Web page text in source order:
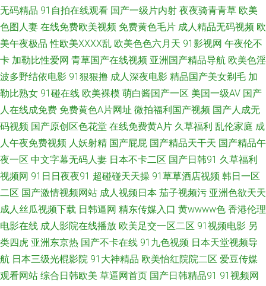
91nAV片 欧美性爱VT 午夜看片 吃瓜av导航 91高清无码看片 九一社视频 91
国产A 欧美性爱区第一页 91色色小视频下载 97自拍97在线视频 三级黄色视
频在线看 国产ts被操视频 91love海角熟女 欧美不卡123 国产精品二区三区
亚洲瑟热 大香蕉伊人素人 91色色撸 亚洲色天堂网 国产一区第十页 91美网站
国产原创在线观看蜜臀 91ncom男C女 超碰人人操在线 日韩高清无码专区 欧
美欧美 国产精品久久孕妇 欧美性做专区 在线95国产 91伊人久热精品午夜 日
区 韩日精品在线 91草碰 老司机福利区 91色狼 大香蕉在线官网 AV福利美女
91论坛在线观看 黄色大片9199 91颜色的官网 亚洲成人宗合网 AV片不卡 超
碰进入 91豆花成人 欧美成人精品 亚洲综合成人乱区综合 精品操B 91福利导
无码精品 91自拍在线观看 国产一级片内射 夜夜骑青青草 欧美
色图人妻 在线免费欧美视频 免费黄色毛片 成人精品无码视频 欧
美午夜极品 性欧美ⅩⅩⅩⅩ乱 欧美色色六月天 91影视网 午夜伦不
卡 加勒比性爱网 青草国产在线视频 亚洲国产精品导航 欧美色淫
波多野结依电影 91狠狠撸 成人深夜电影 精品国产美女剃毛 加
勒比熟女 91碰在线 欧美裸模 萌白酱国产一区 美国一级AV 国产
人在线成免费 免费黄色A片网址 微拍福利国产视频 国产人成无
码视频 国产原创区色花堂 在线免费黄A片 久草福利 乱伦家庭 成
人午夜免费视频 人妖射精 国产屁屁 国产精品天干天 国产精品午
夜一区 中文字幕无码人妻 日本不卡二区 国产日韩91 久草福利
视频网 91日日夜夜91 超碰碰天天操 91草草酒店视频 韩日一区
二区 国产激情视频网站 成人视频日本 茄子视频污 亚洲色欲天天
成人丝瓜视频下载 日韩逼网 精东传媒入口 黄wwww色 香港伦理
电影在线 成人影院在线播放 欧美足交一区二区 91视频电影 另
类四虎 亚洲东京热 国产不卡在线 91九色视频 日本天堂视频导
航 日本三级光棍影院 91大神精品 欧美怡红院院二区 爱豆传媒
观看网站 综合日韩欧美 草逼网首页 国产日韩精品91 91视频网